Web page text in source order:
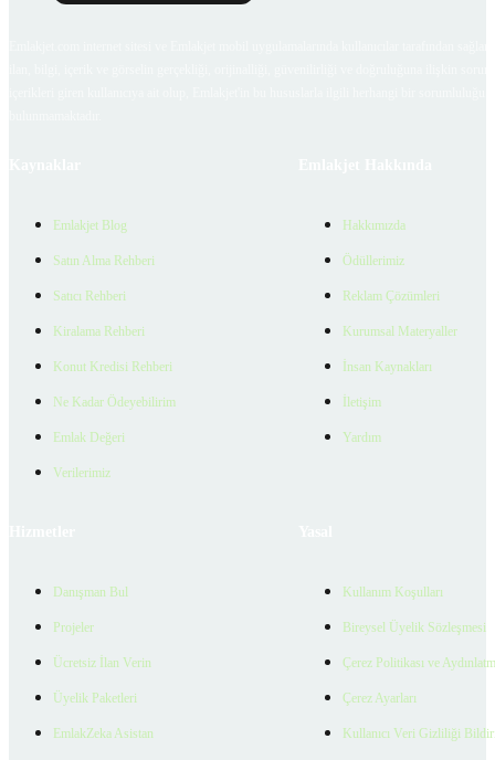
Emlakjet Blog
Satın Alma Rehberi
Satıcı Rehberi
Kiralama Rehberi
Konut Kredisi Rehberi
Ne Kadar Ödeyebilirim
Emlak Değeri
Verilerimiz
Hakkımızda
Ödüllerimiz
Reklam Çözümleri
Kurumsal Materyaller
İnsan Kaynakları
İletişim
Yardım
Danışman Bul
Projeler
Ücretsiz İlan Verin
Üyelik Paketleri
EmlakZeka Asistan
Kullanım Koşulları
Bireysel Üyelik Sözleşmesi
Çerez Politikası ve
Çerez Ayarları
Kullanıcı Veri Gizliliği